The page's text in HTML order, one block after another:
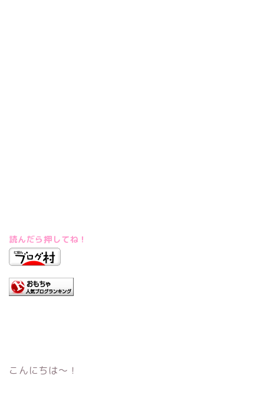
読んだら押してね！
こんにちは～！